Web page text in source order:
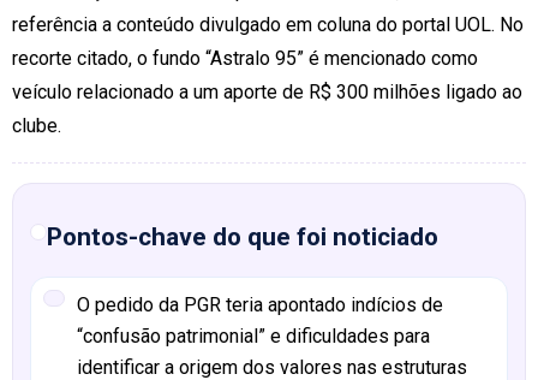
referência a conteúdo divulgado em coluna do portal UOL. No
recorte citado, o fundo “Astralo 95” é mencionado como
veículo relacionado a um aporte de R$ 300 milhões ligado ao
clube.
Pontos-chave do que foi noticiado
O pedido da PGR teria apontado indícios de
“confusão patrimonial” e dificuldades para
identificar a origem dos valores nas estruturas